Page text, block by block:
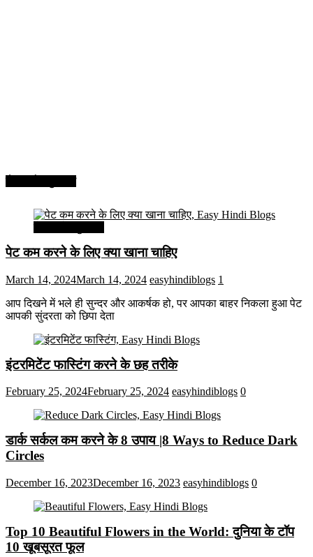
पेट कम करने के लिए क्या खाना चाहिए
March 14, 2024March 14, 2024 easyhindiblogs 1
आप दिखने में भले ही सुन्दर और आकर्षक हो, पर आपका बाहर निकला हुआ पेट
आपकी सुंदरता को छिपा देता
इंटरमिटेंट फास्टिंग करने के छह तरीके
February 25, 2024February 25, 2024 easyhindiblogs 0
डार्क सर्कल कम करने के 8 उपाय |8 Ways to Reduce Dark
Circles
December 16, 2023December 16, 2023 easyhindiblogs 0
Top 10 Beautiful Flowers in the World: दुनिया के टॉप
10 खूबसूरत फूल